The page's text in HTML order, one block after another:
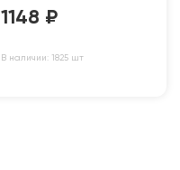
1148 ₽
В наличии: 1825 шт